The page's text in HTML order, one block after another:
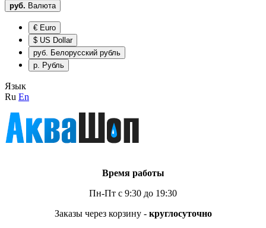
руб. Валюта
€ Euro
$ US Dollar
руб. Белорусский рубль
р. Рубль
Язык
Ru En
Время работы
Пн-Пт с 9:30 до 19:30
Заказы через корзину - круглосуточно